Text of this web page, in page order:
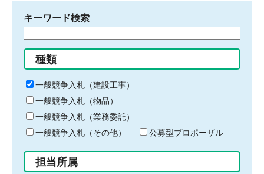
キーワード検索
る
キ
ー
ワ
ー
ド
入
力
種類
一般競争入札（建設工事）
一般競争入札（物品）
一般競争入札（業務委託）
一般競争入札（その他）
公募型プロポーザル
担当所属